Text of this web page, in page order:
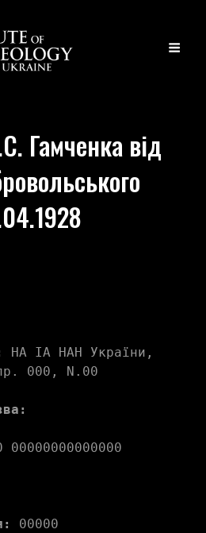
Гамченка від
НА ІА НАН України,
000, N.00
00000000000000
00000